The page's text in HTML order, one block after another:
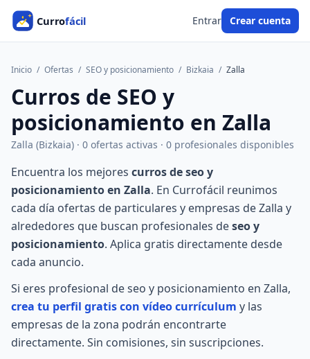
Entrar Crear cuenta
Inicio / Ofertas / SEO y posicionamiento / Bizkaia / Zalla
Curros de SEO y
posicionamiento en Zalla
Zalla (Bizkaia) · 0 ofertas activas · 0 profesionales disponibles
Encuentra los mejores curros de seo y
posicionamiento en Zalla. En Currofácil reunimos
cada día ofertas de particulares y empresas de Zalla y
alrededores que buscan profesionales deseo y
posicionamiento. Aplica gratis directamente desde
cada anuncio.
Si eres profesional de seo y posicionamiento en Zalla,
crea tu perfil gratis con vídeo currículum y las
empresas de la zona podrán encontrarte
directamente. Sin comisiones, sin suscripciones.